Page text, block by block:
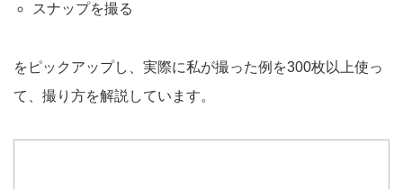
スナップを撮る
をピックアップし、実際に私が撮った例を300枚以上使っ
て、撮り方を解説しています。